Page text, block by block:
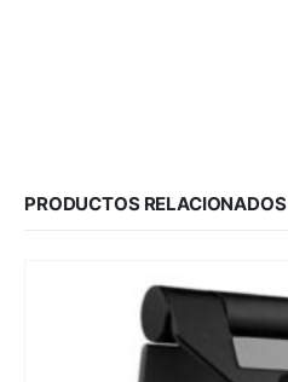
PRODUCTOS RELACIONADOS